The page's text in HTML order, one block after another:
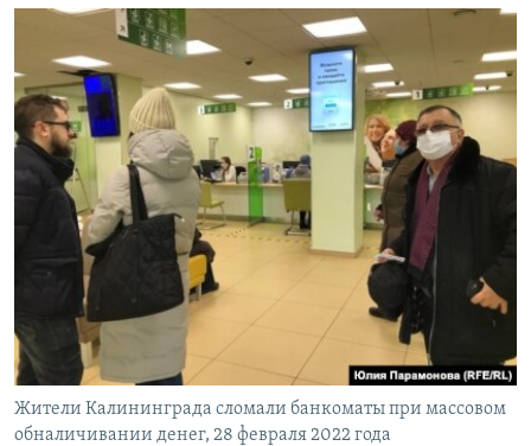
Жители Калининграда сломали банкоматы при массовом
обналичивании денег, 28 февраля 2022 года